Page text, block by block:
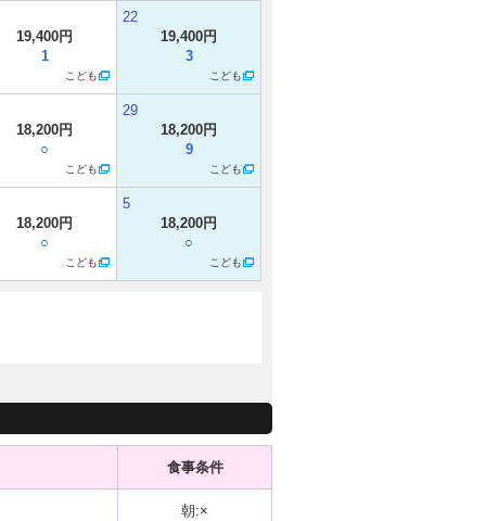
19,400円
1
こども
22
19,400円
3
こども
18,200円
○
こども
29
18,200円
9
こども
18,200円
○
こども
5
18,200円
○
こども
食事条件
朝:×